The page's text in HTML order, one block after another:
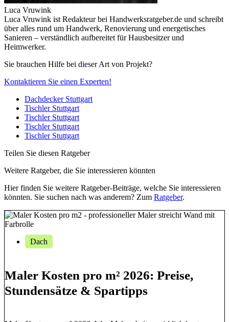
Luca Vruwink
Luca Vruwink ist Redakteur bei Handwerksratgeber.de und schreibt
über alles rund um Handwerk, Renovierung und energetisches
Sanieren – verständlich aufbereitet für Hausbesitzer und
Heimwerker.
Sie brauchen Hilfe bei dieser Art von Projekt?
Kontaktieren Sie einen Experten!
Dachdecker Stuttgart
Tischler Stuttgart
Tischler Stuttgart
Tischler Stuttgart
Tischler Stuttgart
Teilen Sie diesen Ratgeber
Weitere Ratgeber, die Sie interessieren könnten
Hier finden Sie weitere Ratgeber-Beiträge, welche Sie interessieren
könnten. Sie suchen nach was anderem? Zum Ratgeber.
Dach
Maler Kosten pro m² 2026: Preise,
Stundensätze & Spartipps